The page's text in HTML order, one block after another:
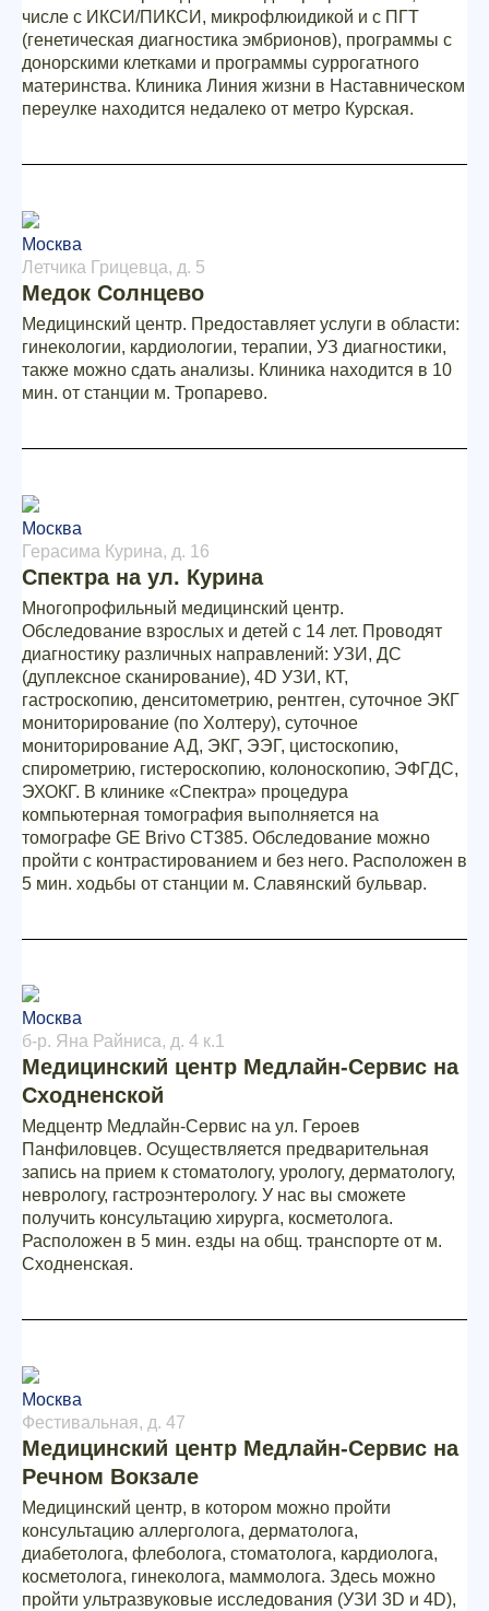
числе с ИКСИ/ПИКСИ, микрофлюидикой и с ПГТ
(генетическая диагностика эмбрионов), программы с
донорскими клетками и программы суррогатного
материнства. Клиника Линия жизни в Наставническом
переулке находится недалеко от метро Курская.
Москва
Летчика Грицевца, д. 5
Медок Солнцево
Медицинский центр. Предоставляет услуги в области:
гинекологии, кардиологии, терапии, УЗ диагностики,
также можно сдать анализы. Клиника находится в 10
мин. от станции м. Тропарево.
Москва
Герасима Курина, д. 16
Спектра на ул. Курина
Многопрофильный медицинский центр.
Обследование взрослых и детей с 14 лет. Проводят
диагностику различных направлений: УЗИ, ДС
(дуплексное сканирование), 4D УЗИ, КТ,
гастроскопию, денситометрию, рентген, суточное ЭКГ
мониторирование (по Холтеру), суточное
мониторирование АД, ЭКГ, ЭЭГ, цистоскопию,
спирометрию, гистероскопию, колоноскопию, ЭФГДС,
ЭХОКГ. В клинике «Спектра» процедура
компьютерная томография выполняется на
томографе GE Brivo CT385. Обследование можно
пройти с контрастированием и без него. Расположен в
5 мин. ходьбы от станции м. Славянский бульвар.
Москва
б-р. Яна Райниса, д. 4 к.1
Медицинский центр Медлайн-Сервис на
Сходненской
Медцентр Медлайн-Сервис на ул. Героев
Панфиловцев. Осуществляется предварительная
запись на прием к стоматологу, урологу, дерматологу,
неврологу, гастроэнтерологу. У нас вы сможете
получить консультацию хирурга, косметолога.
Расположен в 5 мин. езды на общ. транспорте от м.
Сходненская.
Москва
Фестивальная, д. 47
Медицинский центр Медлайн-Сервис на
Речном Вокзале
Медицинский центр, в котором можно пройти
консультацию аллерголога, дерматолога,
диабетолога, флеболога, стоматолога, кардиолога,
косметолога, гинеколога, маммолога. Здесь можно
пройти ультразвуковые исследования (УЗИ 3D и 4D),